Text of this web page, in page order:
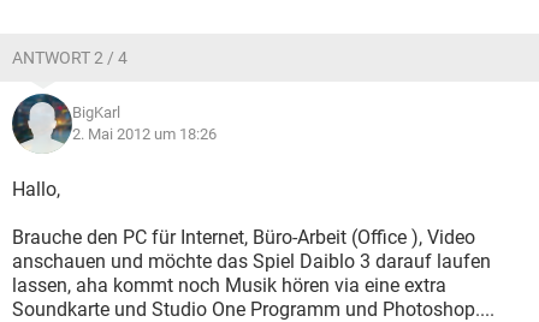
ANTWORT 2 / 4
BigKarl
2. Mai 2012 um 18:26
Hallo,
Brauche den PC für Internet, Büro-Arbeit (Office ), Video
anschauen und möchte das Spiel Daiblo 3 darauf laufen
lassen, aha kommt noch Musik hören via eine extra
Soundkarte und Studio One Programm und Photoshop....